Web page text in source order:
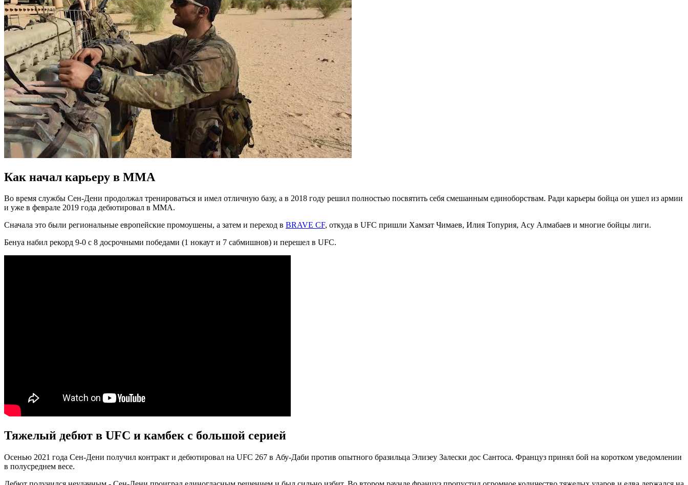
Как начал карьеру в ММА
Во время службы Сен-Дени продолжал тренироваться и имел отличную базу, а в 2018 году решил полностью посвятить себя смешанным единоборствам. Ради карьеры бойца он ушел из армии
и уже в феврале 2019 года дебютировал в ММА.
Сначала это были региональные европейские промоушены, а затем и переход в BRAVE CF, откуда в UFC пришли Хамзат Чимаев, Илия Топурия, Асу Алмабаев и многие бойцы лиги.
Бенуа набил рекорд 9-0 с 8 досрочными победами (1 нокаут и 7 сабмишнов) и перешел в UFC.
Тяжелый дебют в UFC и камбек с большой серией
Осенью 2021 года Сен-Дени получил контракт и дебютировал на UFC 267 в Абу-Даби против опытного бразильца Элизеу Залески дос Сантоса. Француз принял бой на коротком уведомлении
в полусреднем весе.